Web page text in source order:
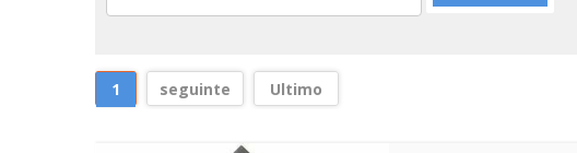
1 seguinte Ultimo